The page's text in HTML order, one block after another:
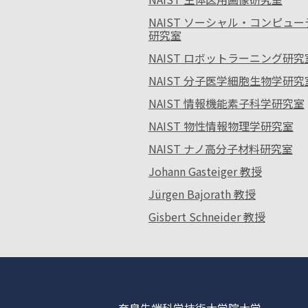
NAIST ソーシャル・コンピュー
研究室
NAIST ロボットラーニング研究
NAIST 分子医学細胞生物学研究
NAIST 情報機能素子科学研究室
NAIST 物性情報物理学研究室
NAIST ナノ高分子材料研究室
Johann Gasteiger 教授
Jürgen Bajorath 教授
Gisbert Schneider 教授